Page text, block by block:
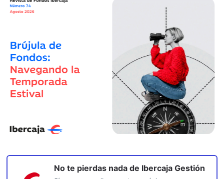
No te pierdas nada de Ibercaja Gestión